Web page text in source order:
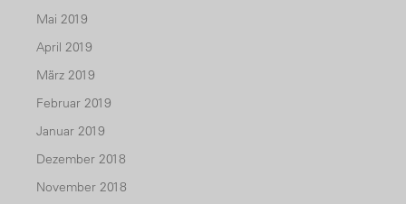
Mai 2019
April 2019
März 2019
Februar 2019
Januar 2019
Dezember 2018
November 2018